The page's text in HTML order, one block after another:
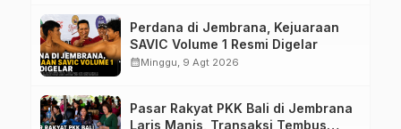
Perdana di Jembrana, Kejuaraan
SAVIC Volume 1 Resmi Digelar
calendar_monthMinggu, 9 Agt 2026
Pasar Rakyat PKK Bali di Jembrana
Laris Manis, Transaksi Tembus